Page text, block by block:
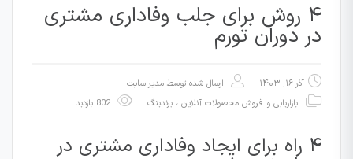
۴ روش برای جلب وفاداری مشتری
در دوران تورم
آذر ۱۶, ۱۴۰۳ ارسال شده توسط مدیر سایت
بازاریابی و فروش محصولات آنلاین ، برندینگ 802 بازدید
۴ راه برای ایجاد وفاداری مشتری در